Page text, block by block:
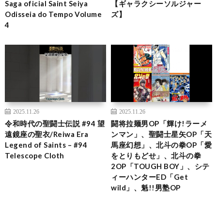
Saga oficial Saint Seiya
Odisseia do Tempo Volume
4
【ギャラクシーソルジャー
ズ】
2025.11.26
令和時代の聖闘士伝説 #94 望
遠鏡座の聖衣/Reiwa Era
Legend of Saints – #94
Telescope Cloth
2025.11.26
闘将拉麺男OP「輝け!ラーメ
ンマン」、聖闘士星矢OP「天
馬座幻想」、北斗の拳OP「愛
をとりもどせ」、北斗の拳
2OP「TOUGH BOY」、シテ
ィーハンターED「Get
wild」、魁!!男塾OP